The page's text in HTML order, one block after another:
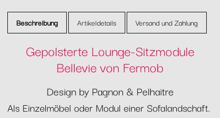
Beschreibung Artikeldetails Versand und Zahlung
Gepolsterte Lounge-Sitzmodule
Bellevie von Fermob
Design by Pagnon & Pelhaitre
Als Einzelmöbel oder Modul einer Sofalandschaft.